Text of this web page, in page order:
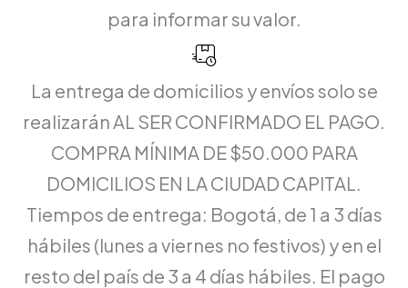
para informar su valor.
La entrega de domicilios y envíos solo se
realizarán AL SER CONFIRMADO EL PAGO.
COMPRA MÍNIMA DE $50.000 PARA
DOMICILIOS EN LA CIUDAD CAPITAL.
Tiempos de entrega: Bogotá, de 1 a 3 días
hábiles (lunes a viernes no festivos) y en el
resto del país de 3 a 4 días hábiles. El pago